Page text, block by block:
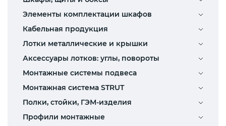
Элементы комплектации шкафов
Кабельная продукция
Лотки металлические и крышки
Аксессуары лотков: углы, повороты
Монтажные системы подвеса
Монтажная система STRUT
Полки, стойки, ГЭМ-изделия
Профили монтажные